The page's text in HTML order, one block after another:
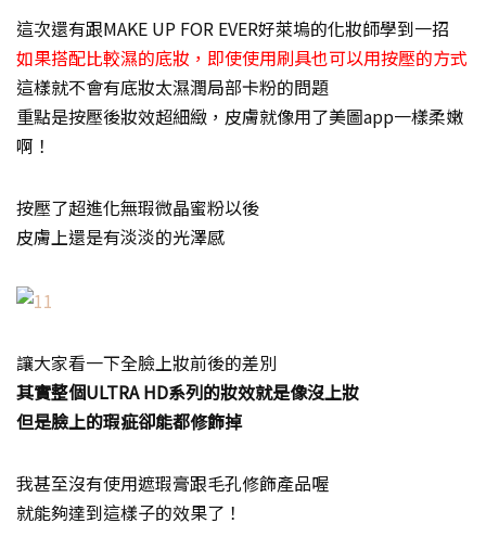
這次還有跟MAKE UP FOR EVER好萊塢的化妝師學到一招
如果搭配比較濕的底妝，即使使用刷具也可以用按壓的方式
這樣就不會有底妝太濕潤局部卡粉的問題
重點是按壓後妝效超細緻，皮膚就像用了美圖app一樣柔嫩
啊！
按壓了超進化無瑕微晶蜜粉以後
皮膚上還是有淡淡的光澤感
讓大家看一下全臉上妝前後的差別
其實整個ULTRA HD系列的妝效就是像沒上妝
但是臉上的瑕疵卻能都修飾掉
我甚至沒有使用遮瑕膏跟毛孔修飾產品喔
就能夠達到這樣子的效果了！